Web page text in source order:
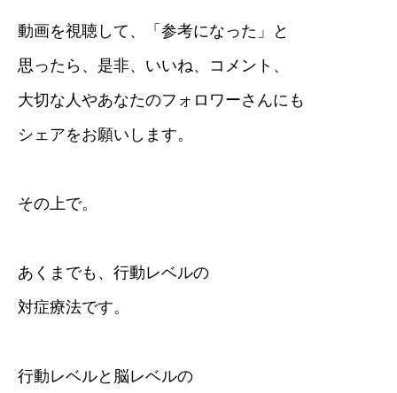
動画を視聴して、「参考になった」と
思ったら、是非、いいね、コメント、
大切な人やあなたのフォロワーさんにも
シェアをお願いします。
その上で。
あくまでも、行動レベルの
対症療法です。
行動レベルと脳レベルの